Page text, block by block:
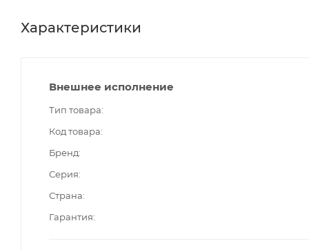
Характеристики
Внешнее исполнение
Тип товара
Код товара
Бренд
Серия
Страна
Гарантия